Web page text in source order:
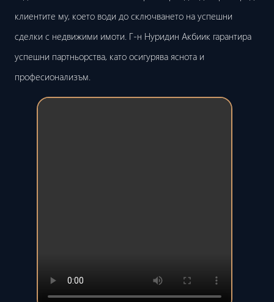
клиентите му, което води до сключването на успешни
сделки с недвижими имоти. Г-н Нуридин Акбиик гарантира
успешни партньорства, като осигурява яснота и
професионализъм.